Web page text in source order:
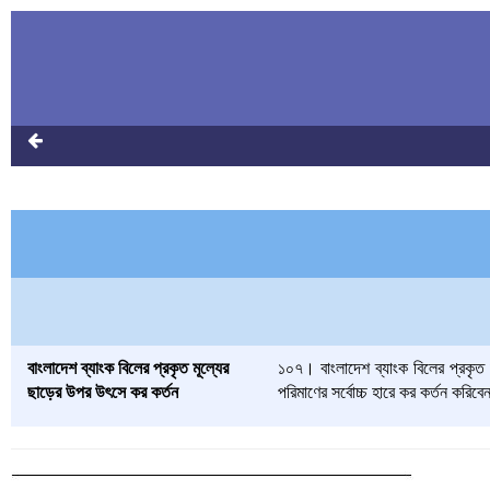
বাংলাদেশ ব্যাংক বিলের প্রকৃত মূল্যের
ছাড়ের উপর উৎসে কর কর্তন
১০৭। বাংলাদেশ ব্যাংক বিলের
পরিমাণের সর্বোচ্চ হারে কর কর্তন